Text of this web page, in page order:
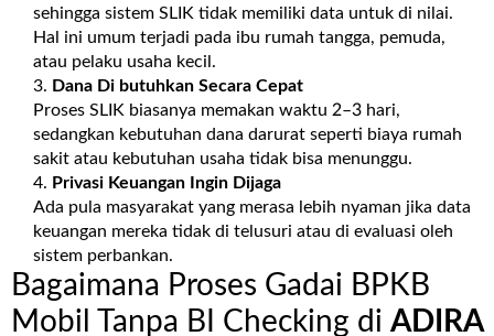
sehingga sistem SLIK tidak memiliki data untuk di nilai.
Hal ini umum terjadi pada ibu rumah tangga, pemuda,
atau pelaku usaha kecil.
Dana Di butuhkan Secara Cepat
Proses SLIK biasanya memakan waktu 2–3 hari,
sedangkan kebutuhan dana darurat seperti biaya rumah
sakit atau kebutuhan usaha tidak bisa menunggu.
Privasi Keuangan Ingin Dijaga
Ada pula masyarakat yang merasa lebih nyaman jika data
keuangan mereka tidak di telusuri atau di evaluasi oleh
sistem perbankan.
Bagaimana Proses Gadai BPKB
Mobil Tanpa BI Checking di ADIRA